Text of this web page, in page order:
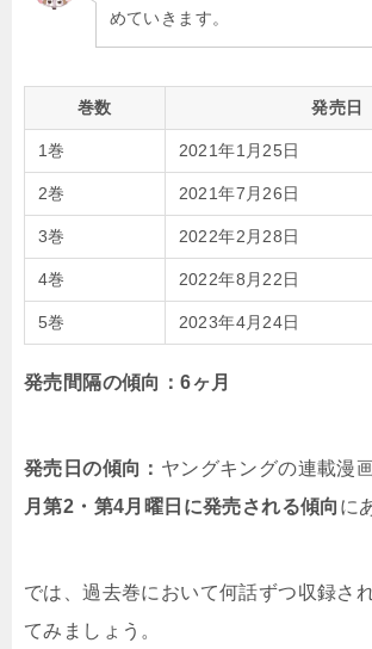
めていきます。
巻数 発売日
1巻 2021年1月25日
2巻 2021年7月26日
3巻 2022年2月28日
4巻 2022年8月22日
5巻 2023年4月24日
発売間隔の傾向：6ヶ月
発売日の傾向： ヤングキングの連載漫
月第2・第4月曜日に発売される傾向 に
では、過去巻において何話ずつ収録さ
てみましょう。